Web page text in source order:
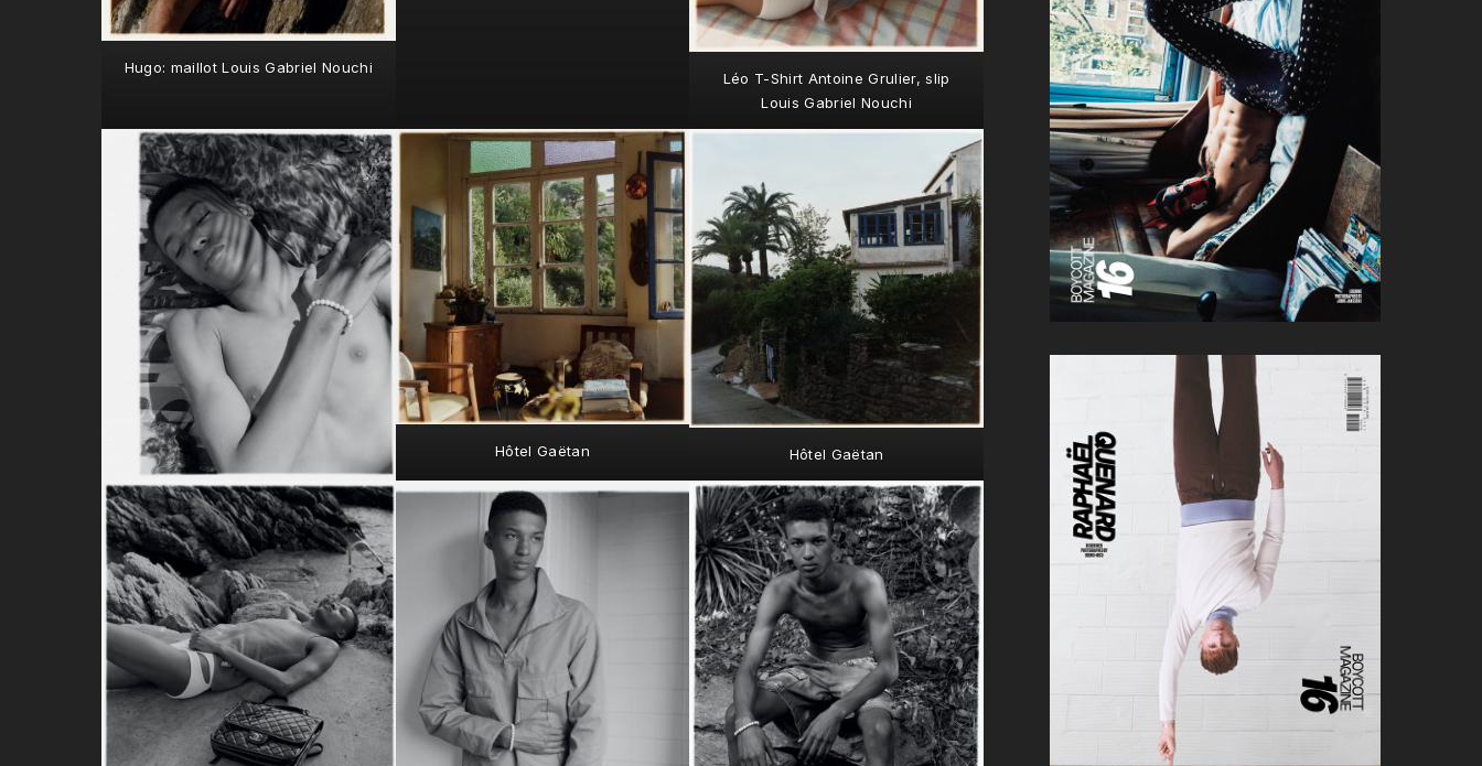
Hugo: maillot Louis Gabriel Nouchi
Léo T-Shirt Antoine Grulier, slip
Louis Gabriel Nouchi
Hôtel Gaëtan Hôtel Gaëtan